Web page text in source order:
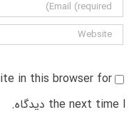
in this browser for
the next time I دیدگاه.